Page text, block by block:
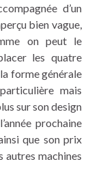
d’un
bien vague,
on peut le
les quatre
forme générale
mais
sur son design
prochaine
que son prix
autres machines